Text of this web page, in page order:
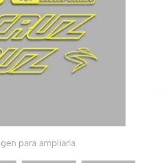
para ampliarla